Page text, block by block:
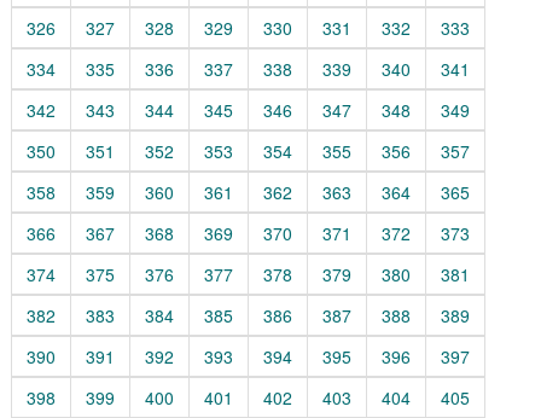
326
327 328 329 330 331 332
333
334
335 336 337 338 339 340
341
342
343 344 345 346 347 348
349
350
351 352 353 354 355 356
357
358
359 360 361 362 363 364
365
366
367 368 369 370 371 372
373
374
375 376 377 378 379 380
381
382
383 384 385 386 387 388
389
390
391 392 393 394 395 396
397
398
399 400 401 402 403 404 405